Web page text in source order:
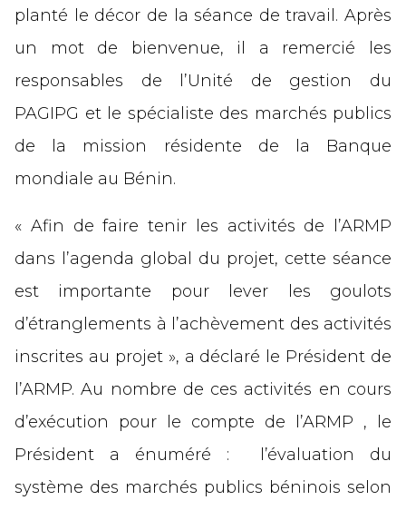
planté le décor de la séance de travail. Après
un mot de bienvenue, il a remercié les
responsables de l’Unité de gestion du
PAGIPG et le spécialiste des marchés publics
de la mission résidente de la Banque
mondiale au Bénin.
« Afin de faire tenir les activités de l’ARMP
dans l’agenda global du projet, cette séance
est importante pour lever les goulots
d’étranglements à l’achèvement des activités
inscrites au projet », a déclaré le Président de
l’ARMP. Au nombre de ces activités en cours
d’exécution pour le compte de l’ARMP , le
Président a énuméré : l’évaluation du
système des marchés publics béninois selon